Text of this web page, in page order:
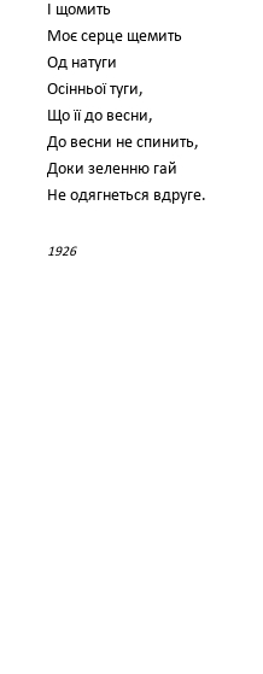
І щомить
Моє серце щемить
Од натуги
Осінньої туги,
Що її до весни,
До весни не спинить,
Доки зеленню гай
Не одягнеться вдруге.
1926